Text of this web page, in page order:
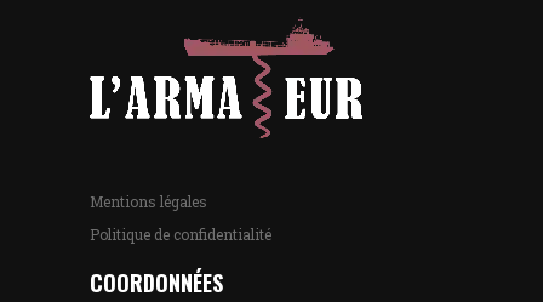
Mentions légales
Politique de confidentialité
COORDONNÉES